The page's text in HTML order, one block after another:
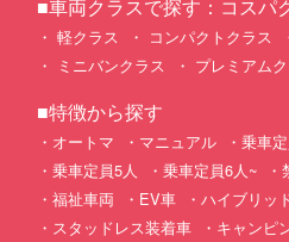
■車両クラスで探す：コスパ
軽クラス コンパクトクラス
ミニバンクラス
プレミアム
■特徴から探す
オートマ マニュアル 乗車
乗車定員5人
乗車定員6人~
福祉車両
EV車 ハイブリッ
スタッドレス装着車
キャンピ